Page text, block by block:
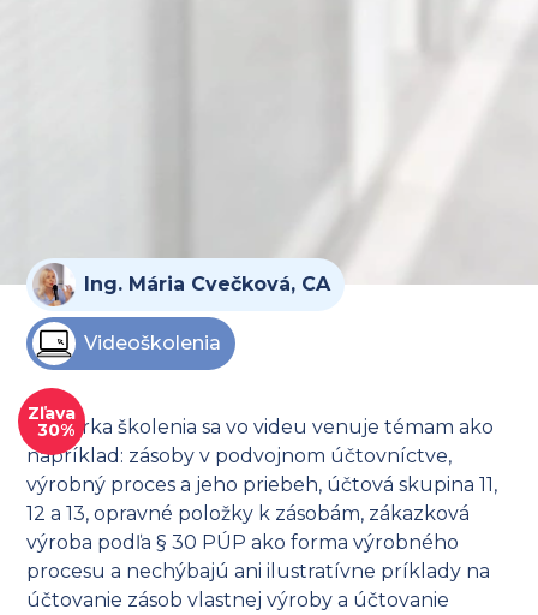
Ing. Mária Cvečková, CA
Videoškolenia
Zľava
30%
Lektorka školenia sa vo videu venuje témam ako
napríklad: zásoby v podvojnom účtovníctve,
výrobný proces a jeho priebeh, účtová skupina 11,
12 a 13, opravné položky k zásobám, zákazková
výroba podľa § 30 PÚP ako forma výrobného
procesu a nechýbajú ani ilustratívne príklady na
účtovanie zásob vlastnej výroby a účtovanie